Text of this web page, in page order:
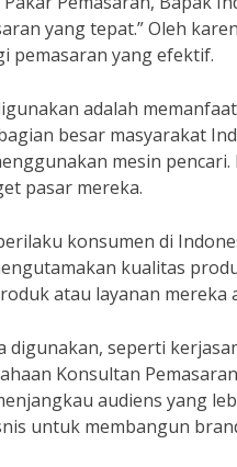
yang tepat.” Oleh
pemasaran yang efektif.
adalah
besar masyarakat
mesin
pasar mereka.
konsumen di
kualitas
atau layanan mereka
digunakan, seperti
Konsultan
audiens yang
untuk membangun